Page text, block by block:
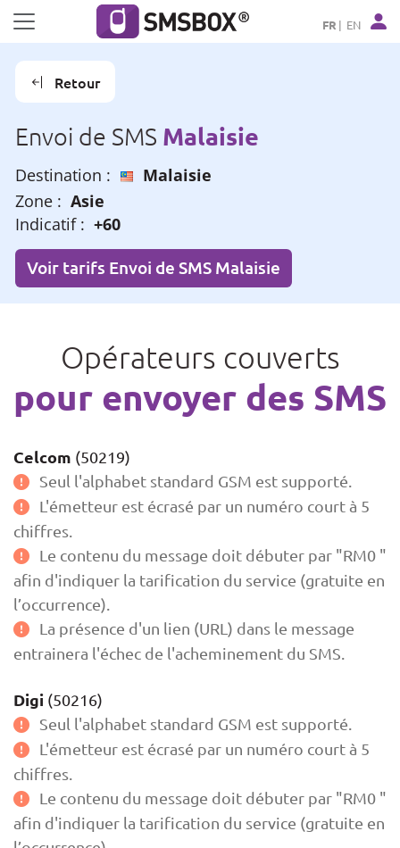
Panneau de gestion des cookies
FR EN
Retour
Envoi de SMS Malaisie
Destination :
Malaisie
Zone : Asie
Indicatif : +60
Voir tarifs Envoi de SMS Malaisie
Opérateurs couverts
pour envoyer des SMS
Celcom (50219)
Seul l'alphabet standard GSM est supporté.
L'émetteur est écrasé par un numéro court à 5
chiffres.
Le contenu du message doit débuter par "RM0 "
afin d'indiquer la tarification du service (gratuite en
l’occurrence).
La présence d'un lien (URL) dans le message
entrainera l'échec de l'acheminement du SMS.
Digi (50216)
Seul l'alphabet standard GSM est supporté.
L'émetteur est écrasé par un numéro court à 5
chiffres.
Le contenu du message doit débuter par "RM0 "
afin d'indiquer la tarification du service (gratuite en